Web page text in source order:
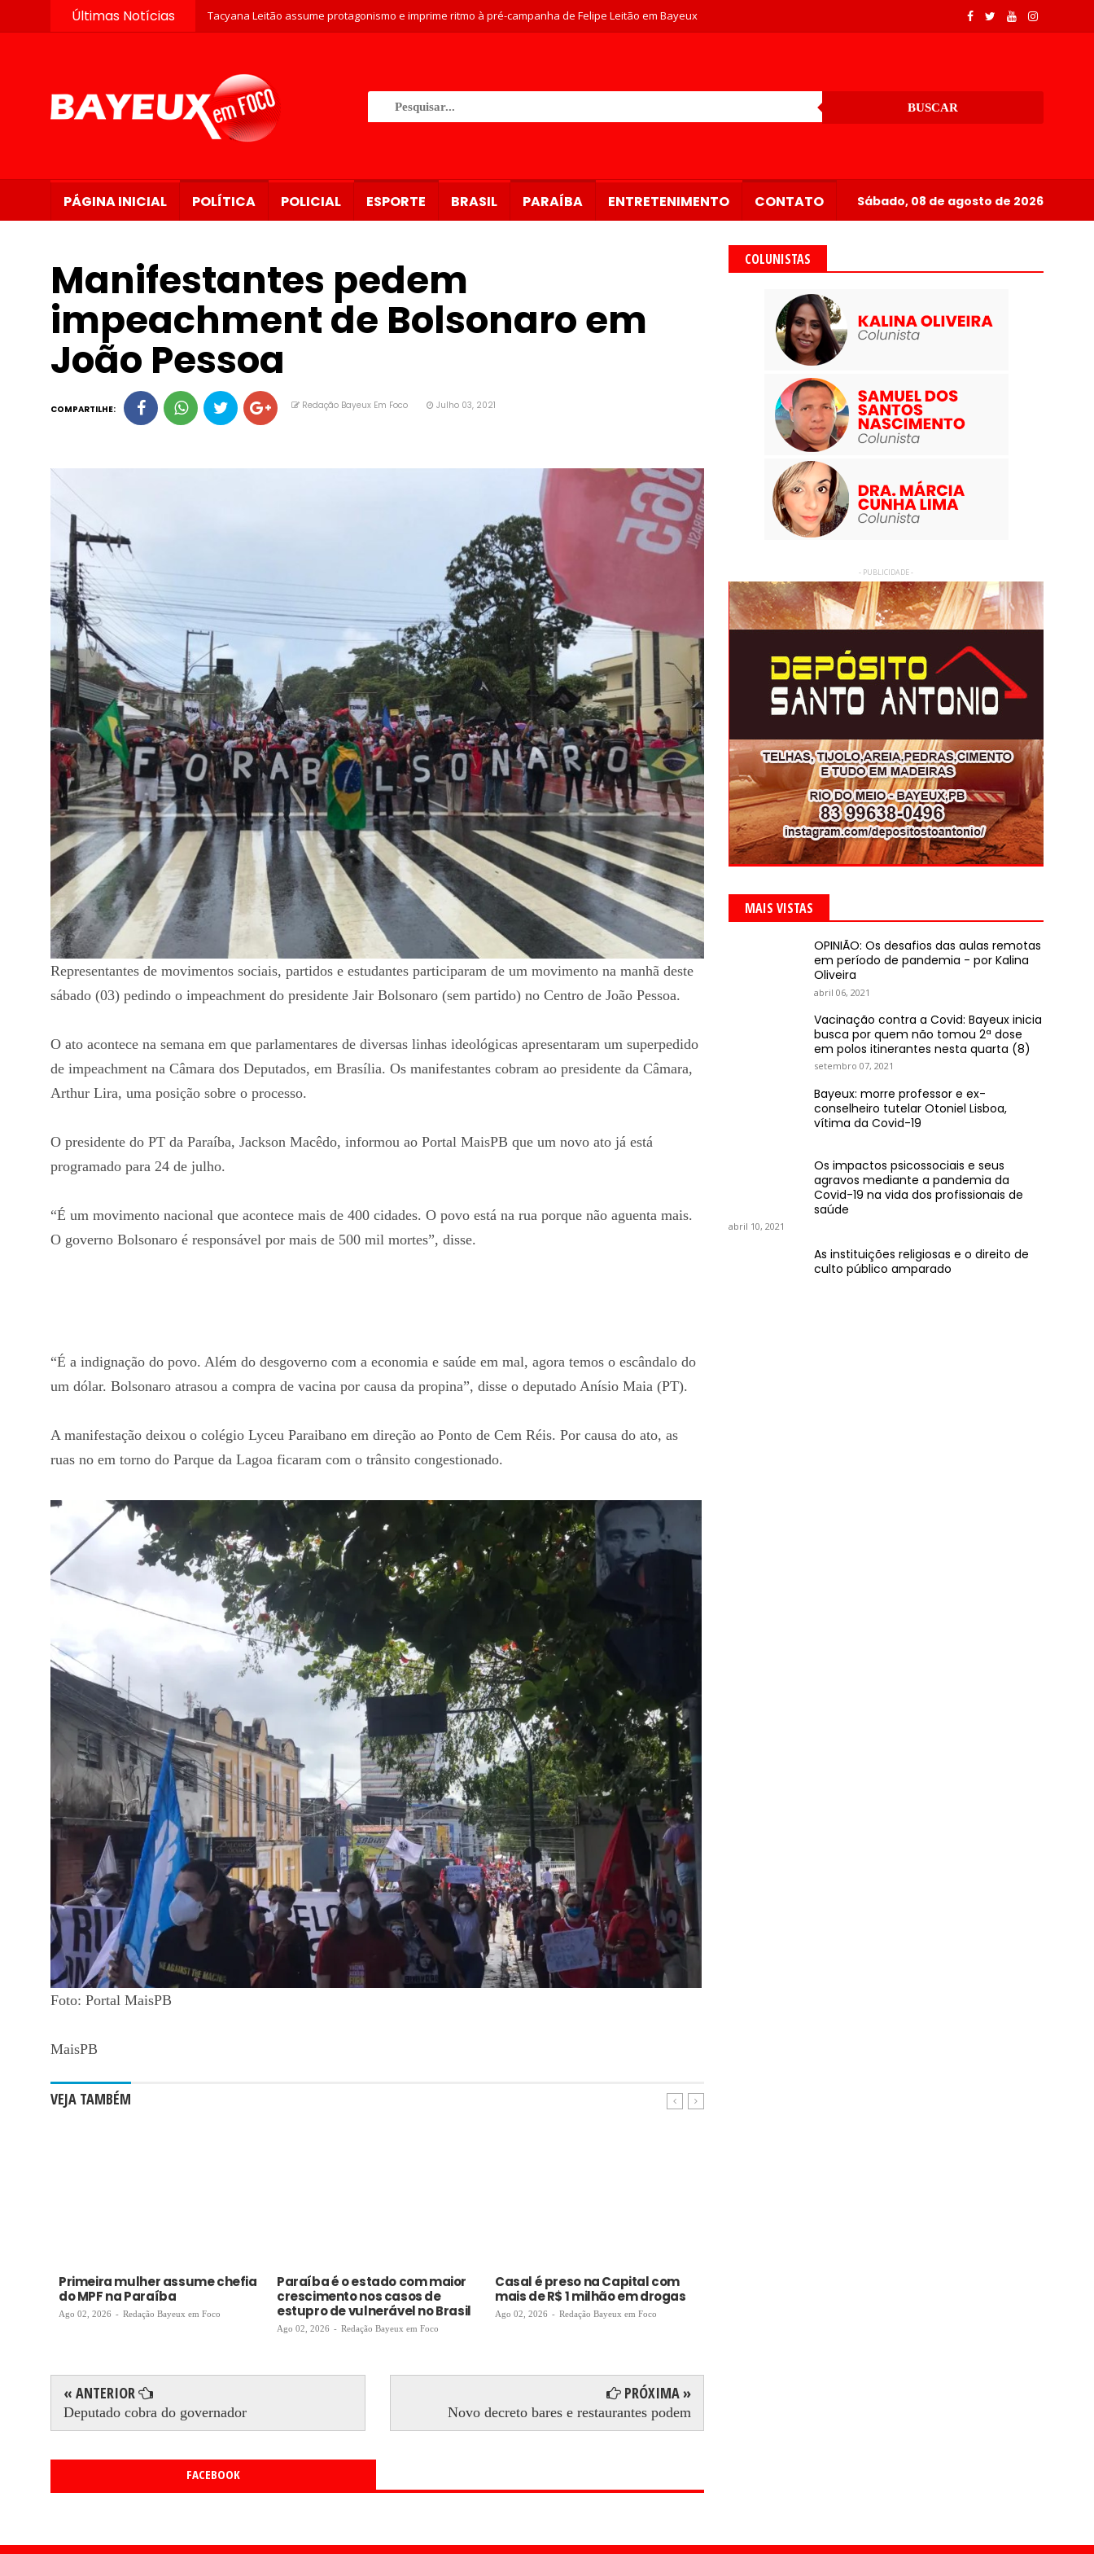
Últimas Notícias Tacyana Leitão assume protagonismo e imprime ritmo à pré-campanha de Felipe Leitão em Bayeux
BUSCAR
PÁGINA INICIAL POLÍTICA POLICIAL ESPORTE BRASIL PARAÍBA ENTRETENIMENTO CONTATO Sábado, 08 de agosto de 2026
Manifestantes pedem
impeachment de Bolsonaro em
João Pessoa
COMPARTILHE: Redação Bayeux Em Foco Julho 03, 2021
Representantes de movimentos sociais, partidos e estudantes participaram de um movimento na manhã deste
sábado (03) pedindo o impeachment do presidente Jair Bolsonaro (sem partido) no Centro de João Pessoa.
O ato acontece na semana em que parlamentares de diversas linhas ideológicas apresentaram um superpedido
de impeachment na Câmara dos Deputados, em Brasília. Os manifestantes cobram ao presidente da Câmara,
Arthur Lira, uma posição sobre o processo.
O presidente do PT da Paraíba, Jackson Macêdo, informou ao Portal MaisPB que um novo ato já está
programado para 24 de julho.
“É um movimento nacional que acontece mais de 400 cidades. O povo está na rua porque não aguenta mais.
O governo Bolsonaro é responsável por mais de 500 mil mortes”, disse.
“É a indignação do povo. Além do desgoverno com a economia e saúde em mal, agora temos o escândalo do
um dólar. Bolsonaro atrasou a compra de vacina por causa da propina”, disse o deputado Anísio Maia (PT).
A manifestação deixou o colégio Lyceu Paraibano em direção ao Ponto de Cem Réis. Por causa do ato, as
ruas no em torno do Parque da Lagoa ficaram com o trânsito congestionado.
Foto: Portal MaisPB
MaisPB
VEJA TAMBÉM
Primeira mulher assume chefia
do MPF na Paraíba
Ago 02, 2026 - Redação Bayeux em Foco
Paraíba é o estado com maior
crescimento nos casos de
estupro de vulnerável no Brasil
Ago 02, 2026 - Redação Bayeux em Foco
Casal é preso na Capital com
mais de R$ 1 milhão em drogas
Ago 02, 2026 - Redação Bayeux em Foco
« ANTERIOR
Deputado cobra do governador
PRÓXIMA »
Novo decreto bares e restaurantes podem
FACEBOOK
COLUNISTAS
- PUBLICIDADE -
MAIS VISTAS
OPINIÃO: Os desafios das aulas remotas
em período de pandemia - por Kalina
Oliveira
abril 06, 2021
Vacinação contra a Covid: Bayeux inicia
busca por quem não tomou 2ª dose
em polos itinerantes nesta quarta (8)
setembro 07, 2021
Bayeux: morre professor e ex-
conselheiro tutelar Otoniel Lisboa,
vítima da Covid-19
Os impactos psicossociais e seus
agravos mediante a pandemia da
Covid-19 na vida dos profissionais de
saúde
abril 10, 2021
As instituições religiosas e o direito de
culto público amparado